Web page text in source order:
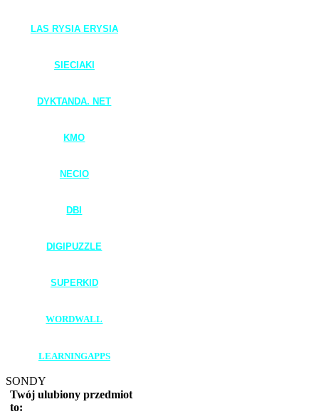
LAS RYSIA ERYSIA
SIECIAKI
DYKTANDA. NET
KMO
NECIO
DBI
DIGIPUZZLE
SUPERKID
WORDWALL
LEARNINGAPPS
SONDY
Twój ulubiony przedmiot
to: